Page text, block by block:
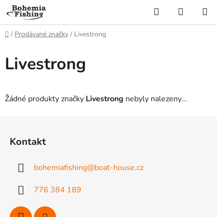
Přejít
na
obsah
Hledat
KOŠÍK
Domů
/ Prodávané značky / Livestrong
Livestrong
Žádné produkty značky Livestrong nebyly nalezeny...
Kontakt
bohemiafishing@boat-house.cz
776 384 189